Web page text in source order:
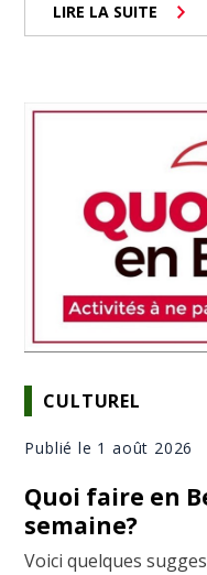
LIRE LA SUITE
CULTUREL
Publié le 1 août 2026
Quoi faire en
semaine?
Voici quelques